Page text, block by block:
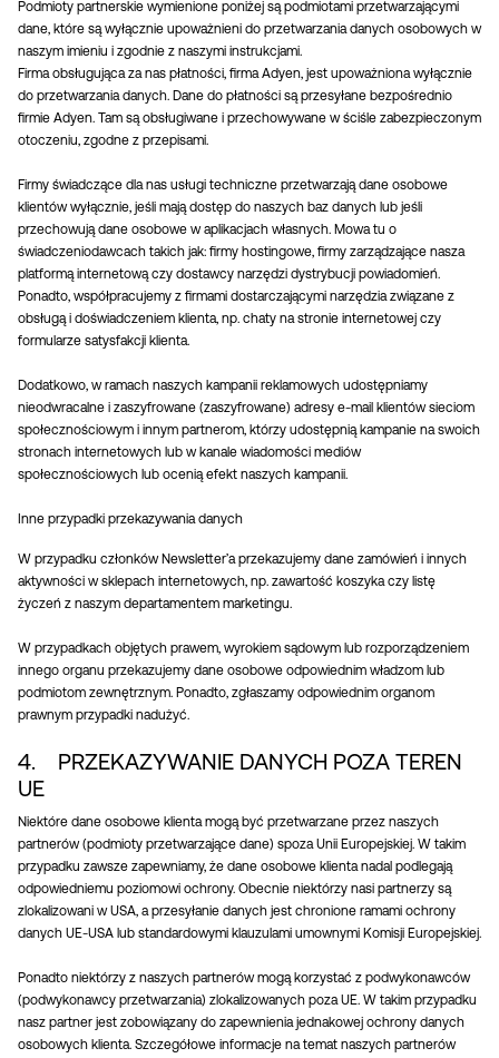
Podmioty partnerskie wymienione poniżej są podmiotami przetwarzającymi
dane, które są wyłącznie upoważnieni do przetwarzania danych osobowych w
naszym imieniu i zgodnie z naszymi instrukcjami.
Firma obsługująca za nas płatności, firma Adyen, jest upoważniona wyłącznie
do przetwarzania danych. Dane do płatności są przesyłane bezpośrednio
firmie Adyen. Tam są obsługiwane i przechowywane w ściśle zabezpieczonym
otoczeniu, zgodne z przepisami.
Firmy świadczące dla nas usługi techniczne przetwarzają dane osobowe
klientów wyłącznie, jeśli mają dostęp do naszych baz danych lub jeśli
przechowują dane osobowe w aplikacjach własnych. Mowa tu o
świadczeniodawcach takich jak: firmy hostingowe, firmy zarządzające nasza
platformą internetową czy dostawcy narzędzi dystrybucji powiadomień.
Ponadto, współpracujemy z firmami dostarczającymi narzędzia związane z
obsługą i doświadczeniem klienta, np. chaty na stronie internetowej czy
formularze satysfakcji klienta.
Dodatkowo, w ramach naszych kampanii reklamowych udostępniamy
nieodwracalne i zaszyfrowane (zaszyfrowane) adresy e-mail klientów sieciom
społecznościowym i innym partnerom, którzy udostępnią kampanie na swoich
stronach internetowych lub w kanale wiadomości mediów
społecznościowych lub ocenią efekt naszych kampanii.
Inne przypadki przekazywania danych
W przypadku członków Newsletter’a przekazujemy dane zamówień i innych
aktywności w sklepach internetowych, np. zawartość koszyka czy listę
życzeń z naszym departamentem marketingu.
W przypadkach objętych prawem, wyrokiem sądowym lub rozporządzeniem
innego organu przekazujemy dane osobowe odpowiednim władzom lub
podmiotom zewnętrznym. Ponadto, zgłaszamy odpowiednim organom
prawnym przypadki nadużyć.
4. PRZEKAZYWANIE DANYCH POZA TEREN
UE
Niektóre dane osobowe klienta mogą być przetwarzane przez naszych
partnerów (podmioty przetwarzające dane) spoza Unii Europejskiej. W takim
przypadku zawsze zapewniamy, że dane osobowe klienta nadal podlegają
odpowiedniemu poziomowi ochrony. Obecnie niektórzy nasi partnerzy są
zlokalizowani w USA, a przesyłanie danych jest chronione ramami ochrony
danych UE-USA lub standardowymi klauzulami umownymi Komisji Europejskiej.
Ponadto niektórzy z naszych partnerów mogą korzystać z podwykonawców
(podwykonawcy przetwarzania) zlokalizowanych poza UE. W takim przypadku
nasz partner jest zobowiązany do zapewnienia jednakowej ochrony danych
osobowych klienta. Szczegółowe informacje na temat naszych partnerów